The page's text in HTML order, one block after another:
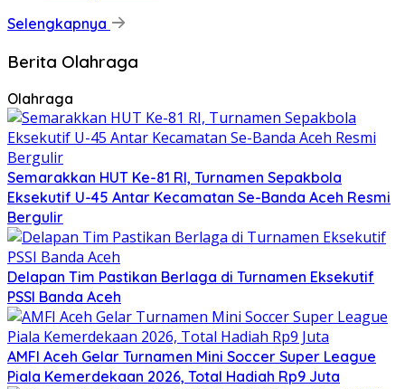
Selengkapnya
Berita Olahraga
Olahraga
Semarakkan HUT Ke-81 RI, Turnamen Sepakbola
Eksekutif U-45 Antar Kecamatan Se-Banda Aceh Resmi
Bergulir
Delapan Tim Pastikan Berlaga di Turnamen Eksekutif
PSSI Banda Aceh
AMFI Aceh Gelar Turnamen Mini Soccer Super League
Piala Kemerdekaan 2026, Total Hadiah Rp9 Juta